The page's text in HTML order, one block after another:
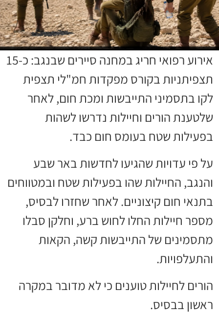
אירוע רפואי חריג במחנה סיירים שבנגב: כ-15
תצפיתניות בקורס מפקדות חמ"לי תצפית
לקו בתסמיני התייבשות ומכת חום, לאחר
שלטענת הורים וחיילות נדרשו לשהות
בפעילות שטח בעומס חום כבד.
על פי עדויות שהגיעו לחדשות באר שבע
והנגב, החיילות שהו בפעילות שטח ובמטווחים
בתנאי חום קיצוניים. לאחר שחזרו לבסיס,
מספר חיילות החלו לחוש ברע, וחלקן סבלו
מתסמינים של התייבשות קשה, הקאות
והתעלפויות.
הורים לחיילות טוענים כי לא מדובר במקרה
ראשון בבסיס.